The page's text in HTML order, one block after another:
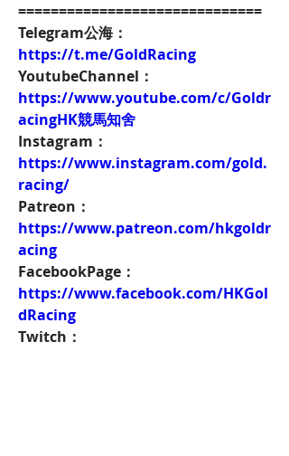
==============================
Telegram公海：
https://t.me/GoldRacing
YoutubeChannel：
https://www.youtube.com/c/Goldr
acingHK競馬知舍
Instagram：
https://www.instagram.com/gold.
racing/
Patreon：
https://www.patreon.com/hkgoldr
acing
FacebookPage：
https://www.facebook.com/HKGol
dRacing
Twitch：